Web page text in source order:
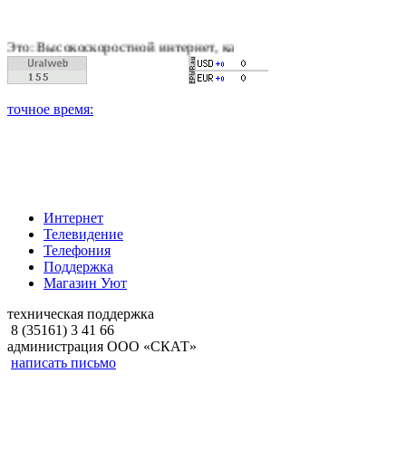
интернет, качественное цифровое и кабельное
Интернет
Телевидение
Телефония
Поддержка
Магазин Уют
техническая поддержка
8 (35161) 3 41 66
администрация ООО «СКАТ»
написать письмо